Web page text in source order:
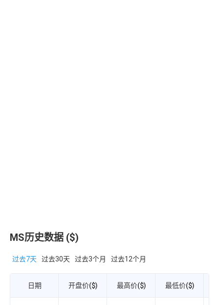
MS历史数据 ($)
过去7天 过去30天 过去3个月 过去12个月
日期 开盘价($) 最高价($) 最低价($)